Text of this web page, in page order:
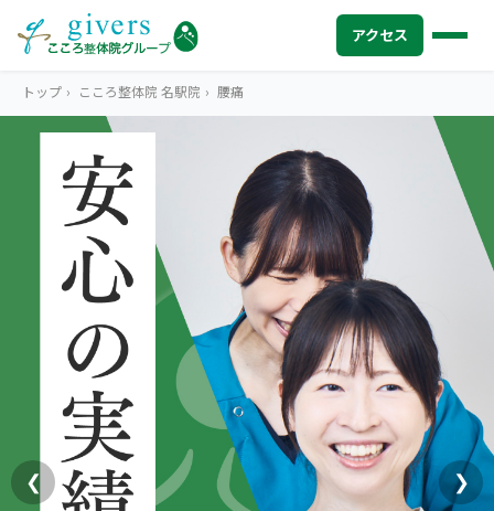
アクセス
HOME トップ
SYMPTOMS 症状から探す
腰痛
肩こり・首こり
四十肩・五十肩
膝痛・関節痛
MENU メニューから探す
STORE 店舗一覧
AREA エリアから探す
北海道
札幌エリア（13院）
ABOUT US 私たちについて
こころ整体院グループについて
トップ › こころ整体院 名駅院 › 腰痛
❮ ❯